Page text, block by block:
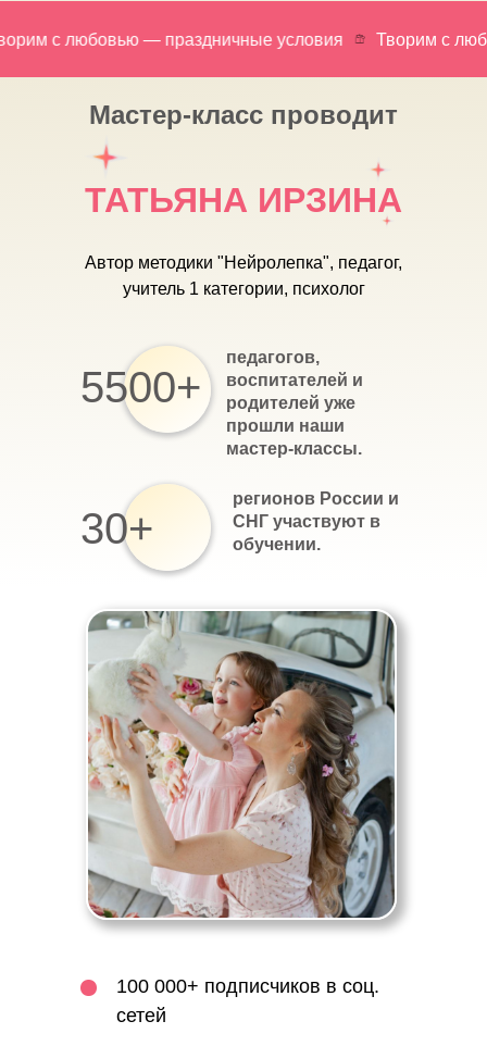
с любовью — праздничные условия Творим с
Мастер-класс проводит
ТАТЬЯНА ИРЗИНА
Автор методики "Нейролепка", педагог,
учитель 1 категории, психолог
5500+
30+
педагогов,
воспитателей и
родителей уже
прошли наши
мастер-классы.
регионов России и
СНГ участвуют в
обучении.
100 000+ подписчиков в соц.
сетей